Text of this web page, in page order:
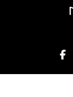
Martha Debayle